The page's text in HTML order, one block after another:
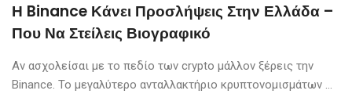
Η Binance Κάνει Προσλήψεις Στην Ελλάδα –
Που Να Στείλεις Βιογραφικό
Αν ασχολείσαι με το πεδίο των crypto μάλλον ξέρεις την
Binance. Το μεγαλύτερο ανταλλακτήριο κρυπτονομισμάτων ...